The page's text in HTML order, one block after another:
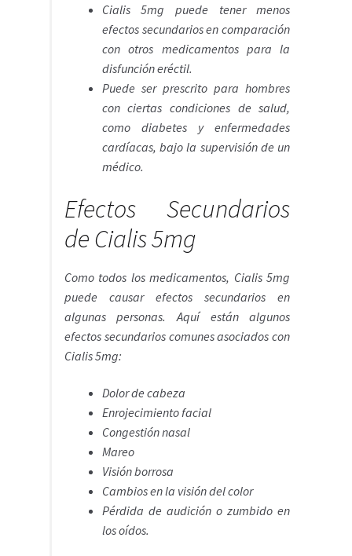
Cialis 5mg puede tener menos
efectos secundarios en comparación
con otros medicamentos para la
disfunción eréctil.
Puede ser prescrito para hombres
con ciertas condiciones de salud,
como diabetes y enfermedades
cardíacas, bajo la supervisión de un
médico.
Efectos Secundarios
de Cialis 5mg
Como todos los medicamentos, Cialis 5mg
puede causar efectos secundarios en
algunas personas. Aquí están algunos
efectos secundarios comunes asociados con
Cialis 5mg:
Dolor de cabeza
Enrojecimiento facial
Congestión nasal
Mareo
Visión borrosa
Cambios en la visión del color
Pérdida de audición o zumbido en
los oídos.